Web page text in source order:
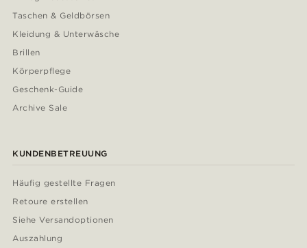
Taschen & Geldbörsen
Kleidung & Unterwäsche
Brillen
Körperpflege
Geschenk-Guide
Archive Sale
KUNDENBETREUUNG
Häufig gestellte Fragen
Retoure erstellen
Siehe Versandoptionen
Auszahlung